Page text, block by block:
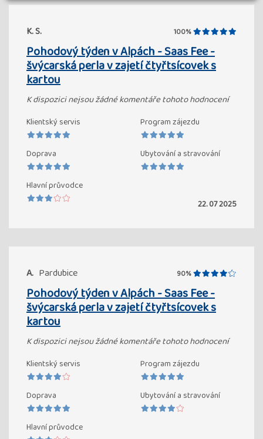
K. S. 100%
Pohodový týden v Alpách - Saas Fee -
švýcarská perla v zajetí čtyřtsícovek s
kartou
K dispozici nejsou žádné komentáře tohoto hodnocení
Klientský servis Program zájezdu
Doprava Ubytování a stravování
Hlavní průvodce
22. 07 2025
A. Pardubice 90%
Pohodový týden v Alpách - Saas Fee -
švýcarská perla v zajetí čtyřtsícovek s
kartou
K dispozici nejsou žádné komentáře tohoto hodnocení
Klientský servis Program zájezdu
Doprava Ubytování a stravování
Hlavní průvodce